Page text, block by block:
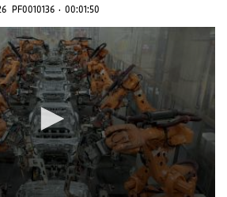
PF0010136 · 00:01:50